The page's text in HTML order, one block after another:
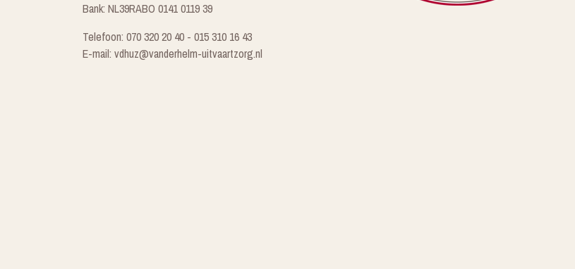
Bank: NL39RABO 0141 0119 39
Telefoon: 070 320 20 40 - 015 310 16 43
E-mail: vdhuz@vanderhelm-uitvaartzorg.nl